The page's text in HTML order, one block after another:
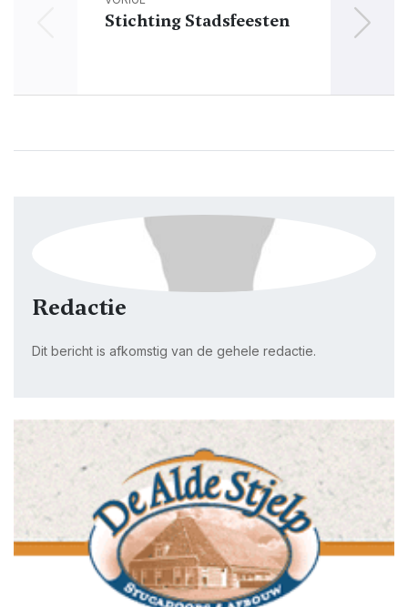
Stichting Stadsfeesten
Redactie
Dit bericht is afkomstig van de gehele redactie.